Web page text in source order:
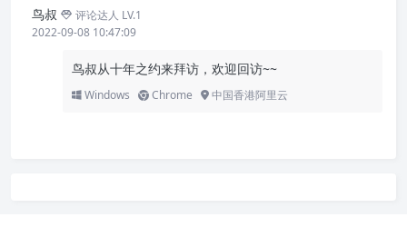
鸟叔
评论达人 LV.1
2022-09-08 10:47:09
鸟叔从十年之约来拜访，欢迎回访~~
Windows Chrome 中国香港阿里云